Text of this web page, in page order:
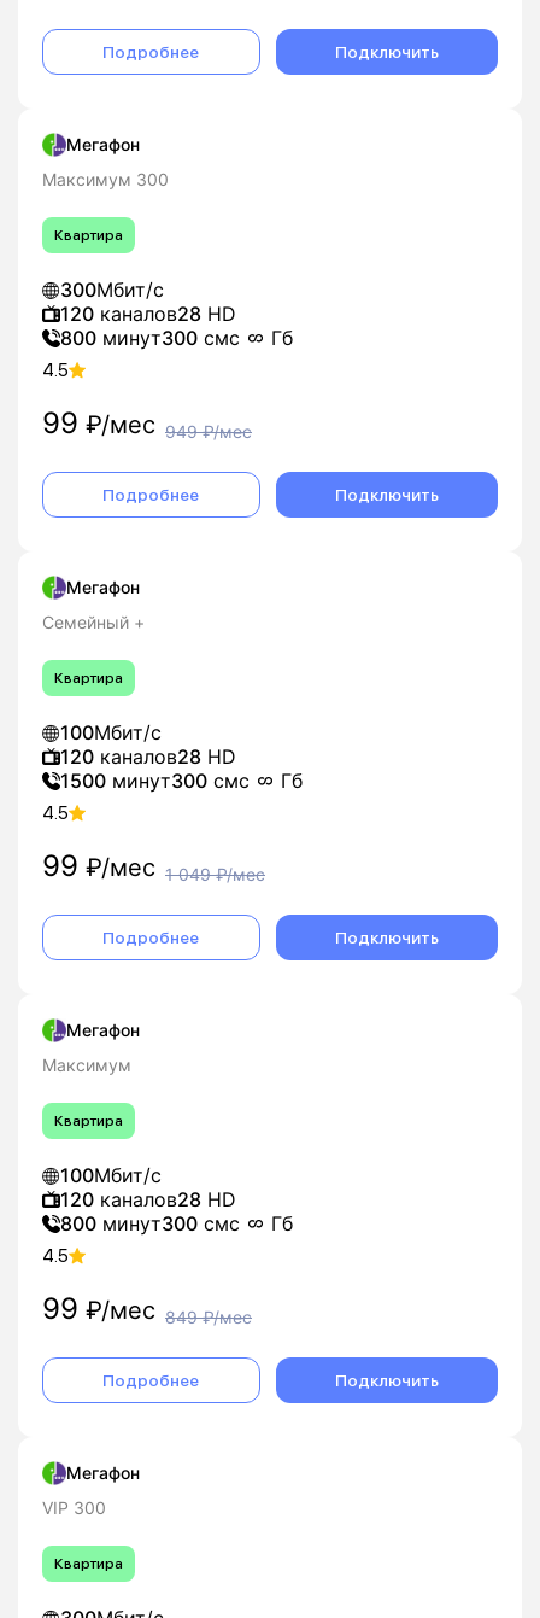
Подробнее Подключить
Мегафон
Максимум 300
Квартира
300Мбит/с
120 каналов28 HD
800 минут300 смс Гб
4.5
99 ₽/мес 949₽/мес
Подробнее Подключить
Мегафон
Семейный +
Квартира
100Мбит/с
120 каналов28 HD
1500 минут300 смс Гб
4.5
99 ₽/мес 1 049₽/мес
Подробнее Подключить
Мегафон
Максимум
Квартира
100Мбит/с
120 каналов28 HD
800 минут300 смс Гб
4.5
99 ₽/мес 849₽/мес
Подробнее Подключить
Мегафон
VIP 300
Квартира